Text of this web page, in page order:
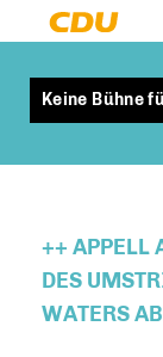
Keine Bühne
++ APPELL
DES
WATERS